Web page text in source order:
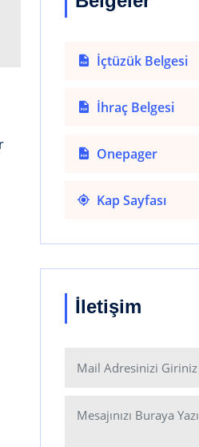
İçtüzük Belgesi
İhraç Belgesi
Onepager
Kap Sayfası
İletişim